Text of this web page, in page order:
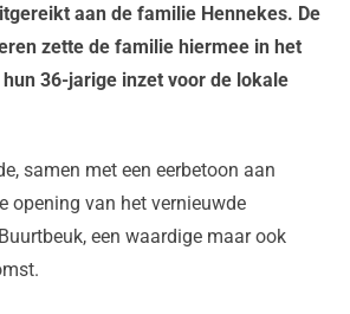
aan de familie Hennekes. De
zette de familie hiermee in het
36-jarige inzet voor de lokale
samen met een eerbetoon aan
opening van het vernieuwde
een waardige maar ook